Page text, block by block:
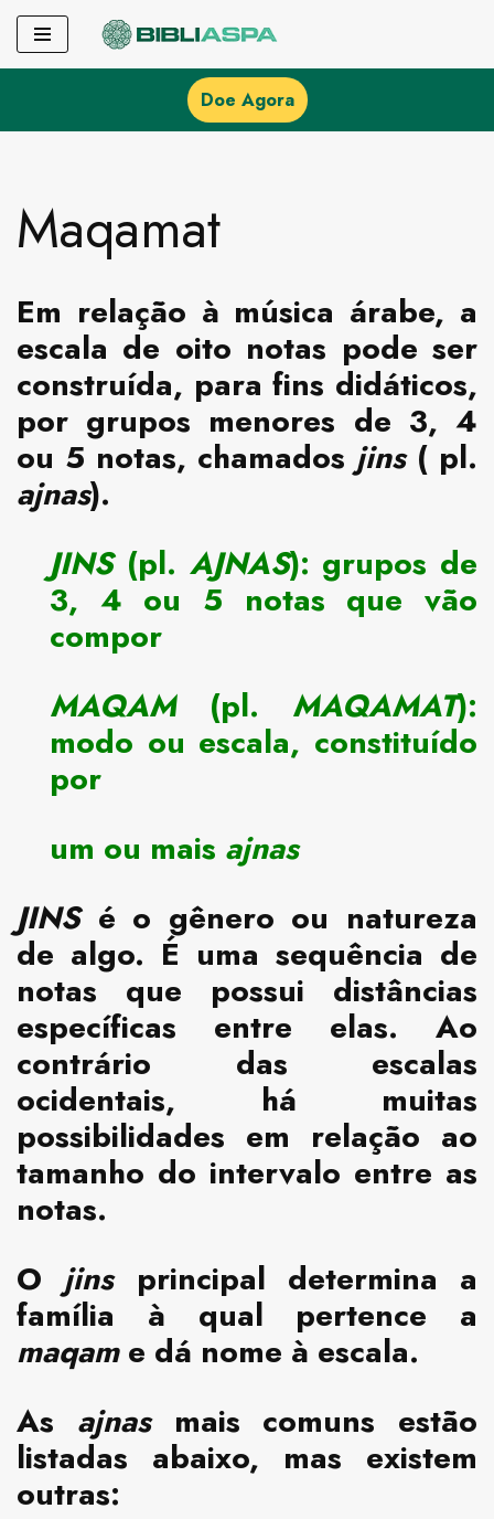
Pular
o
Doe Agora
Maqamat
Em relação à música árabe, a
escala de oito notas pode ser
construída, para fins didáticos,
por grupos menores de 3, 4
ou 5 notas, chamadosjins ( pl.
ajnas).
JINS(pl. AJNAS): grupos de
3, 4 ou 5 notas que vão
compor
MAQAM(pl. MAQAMAT):
modo ou escala, constituído
por
um ou mais ajnas
JINSé o gênero ou natureza
de algo. É uma sequência de
notas que possui distâncias
específicas entre elas. Ao
contrário das escalas
ocidentais, há muitas
possibilidades em relação ao
tamanho do intervalo entre as
notas.
Ojinsprincipal determina a
família à qual pertence a
maqame dá nome à escala.
As ajnasmais comuns estão
listadas abaixo, mas existem
outras: